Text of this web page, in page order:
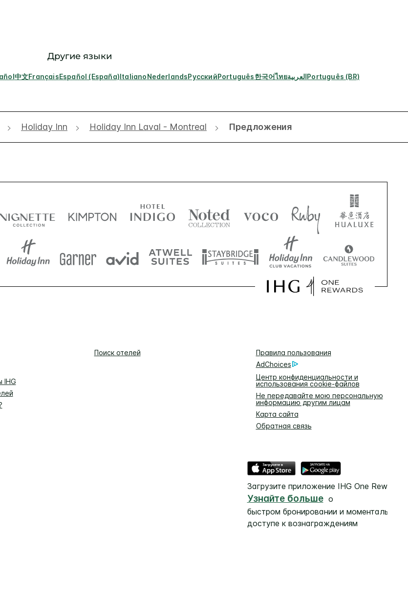
Другие языки
中文FrançaisEspañol (España)ItalianoNederlandsРусскийPortuguês한국어ไทยالعربيةPortuguês (BR)
Holiday Inn Holiday Inn Laval - Montreal Предложения
IHG
Поиск отелей
Правила пользования
AdChoices
Центр конфиденциальности и
использования cookie-файлов
Не передавайте мою персональную
информацию другим лицам
Карта сайта
Обратная связь
Загрузите приложение IHG One Rewards
Узнайте большео
быстром бронировании и моментальном
доступе к вознаграждениям